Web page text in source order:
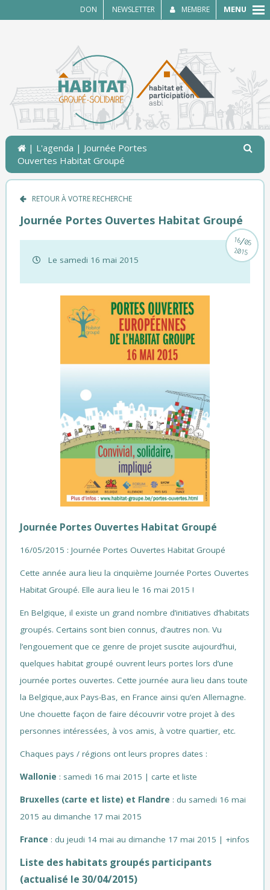
DON NEWSLETTER MEMBRE MENU
| L'agenda | Journée Portes
Ouvertes Habitat Groupé
RETOUR À VOTRE RECHERCHE
Journée Portes Ouvertes Habitat Groupé
Le samedi 16 mai 2015
16/05
2015
Journée Portes Ouvertes Habitat Groupé
16/05/2015 : Journée Portes Ouvertes Habitat Groupé
Cette année aura lieu la cinquième Journée Portes Ouvertes
Habitat Groupé. Elle aura lieu le 16 mai 2015 !
En Belgique, il existe un grand nombre d’initiatives d’habitats
groupés. Certains sont bien connus, d’autres non. Vu
l’engouement que ce genre de projet suscite aujourd’hui,
quelques habitat groupé ouvrent leurs portes lors d’une
journée portes ouvertes. Cette journée aura lieu dans toute
la Belgique,aux Pays-Bas, en France ainsi qu’en Allemagne.
Une chouette façon de faire découvrir votre projet à des
personnes intéressées, à vos amis, à votre quartier, etc.
Chaques pays / régions ont leurs propres dates :
Wallonie : samedi 16 mai 2015 |carte etliste
Bruxelles (carte et liste) et Flandre : du samedi 16 mai
2015 au dimanche 17 mai 2015
France : du jeudi 14 mai au dimanche 17 mai 2015 | +infos
Liste des habitats groupés participants
(actualisé le 30/04/2015)